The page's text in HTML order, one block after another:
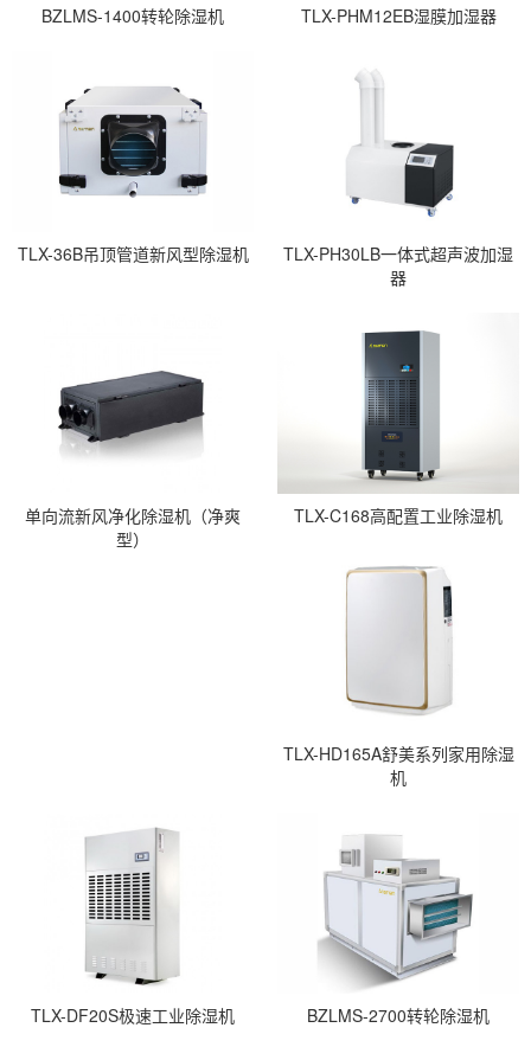
BZLMS-1400转轮除湿机 TLX-PHM12EB湿膜加湿器
TLX-36B吊顶管道新风型除湿机
TLX-PH30LB一体式超声波加湿
器
单向流新风净化除湿机（净爽
型）
TLX-C168高配置工业除湿机
TLX-HD165A舒美系列家用除湿
机
TLX-DF20S极速工业除湿机 BZLMS-2700转轮除湿机